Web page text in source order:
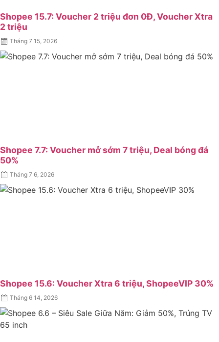
Shopee 15.7: Voucher 2 triệu đơn 0Đ, Voucher Xtra
2 triệu
Posted
Tháng 7 15, 2026
Shopee 7.7: Voucher mở sớm 7 triệu, Deal bóng đá
50%
Posted
Tháng 7 6, 2026
Shopee 15.6: Voucher Xtra 6 triệu, ShopeeVIP 30%
Posted
Tháng 6 14, 2026